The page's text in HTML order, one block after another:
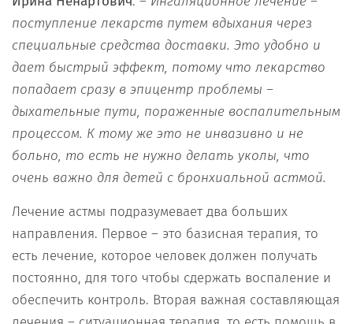
поступление лекарств путем вдыхания через
специальные средства доставки. Это удобно и
дает быстрый эффект, потому что лекарство
попадает сразу в эпицентр проблемы –
дыхательные пути, пораженные воспалительным
процессом. К тому же это не инвазивно и не
больно, то есть не нужно делать уколы, что
очень важно для детей с бронхиальной астмой.
Лечение астмы подразумевает два больших
направления. Первое – это базисная терапия, то
есть лечение, которое человек должен получать
постоянно, для того чтобы сдержать воспаление и
обеспечить контроль. Вторая важная составляющая